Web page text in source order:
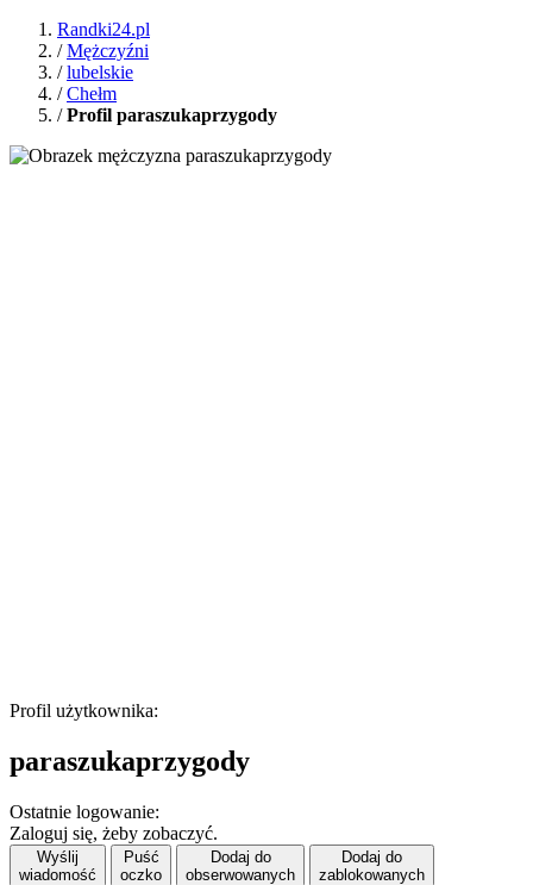
Randki24.pl
/Mężczyźni
/lubelskie
/Chełm
/Profil paraszukaprzygody
Profil użytkownika:
paraszukaprzygody
Ostatnie logowanie:
Zaloguj się, żeby zobaczyć.
Wyślij
wiadomość
Puść
oczko
Dodaj do
obserwowanych
Dodaj do
zablokowanych